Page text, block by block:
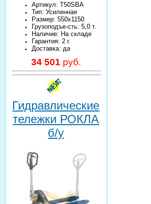
Артикул: T50SBA
Тип: Усиленная
Размер: 550х1150
Грузоподъе-сть: 5,0 т.
Наличие: На складе
Гарантия: 2 г.
Доставка: да
34 501 руб.
Гидравлические
тележки РОКЛА
б/у